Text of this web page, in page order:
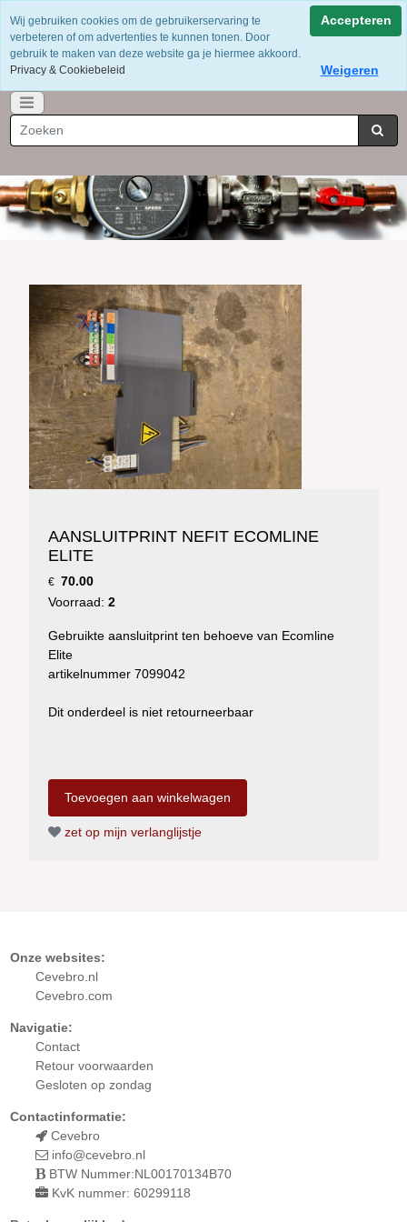
Voor 12 uur besteld = dezelfde dag verzonden
Gratis verzending vanaf €75
Whatsapp 06-49141184
AANSLUITPRINT NEFIT ECOMLINE
ELITE
€ 70.00
Voorraad: 2
Gebruikte aansluitprint ten behoeve van Ecomline
Elite
artikelnummer 7099042
Dit onderdeel is niet retourneerbaar
zet op mijn verlanglijstje
Onze websites:
Cevebro.nl
Cevebro.com
Navigatie:
Contact
Retour voorwaarden
Gesloten op zondag
Contactinformatie:
Cevebro
info@cevebro.nl
BTW Nummer:NL00170134B70
KvK nummer: 60299118
Wij gebruiken cookies om de gebruikerservaring te
verbeteren of om advertenties te kunnen tonen. Door
gebruik te maken van deze website ga je hiermee akkoord.
Privacy & Cookiebeleid
Accepteren
Weigeren